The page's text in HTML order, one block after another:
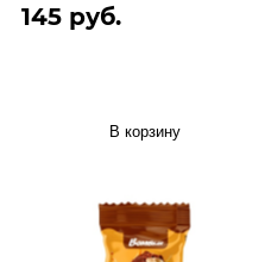
145 руб.
В корзину